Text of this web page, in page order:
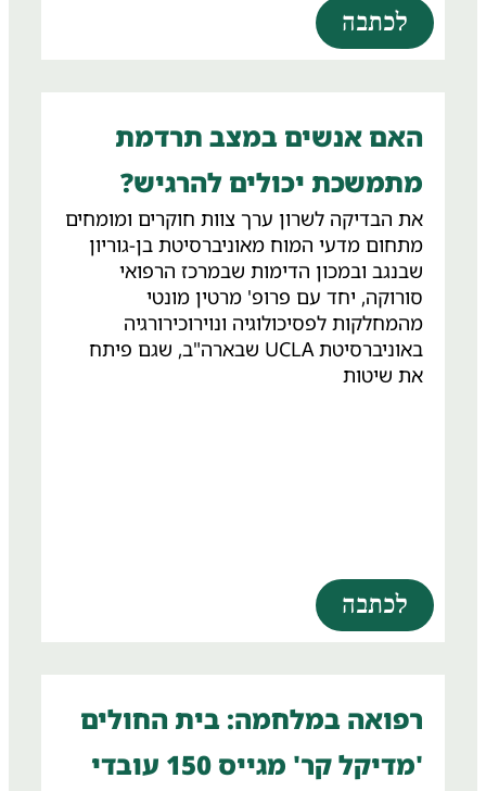
לכתבה
האם אנשים במצב תרדמת
מתמשכת יכולים להרגיש?
את הבדיקה לשרון ערך צוות חוקרים ומומחים
מתחום מדעי המוח מאוניברסיטת בן-גוריון
שבנגב ובמכון הדימות שבמרכז הרפואי
סורוקה, יחד עם פרופ' מרטין מונטי
מהמחלקות לפסיכולוגיה ונוירוכירורגיה
באוניברסיטת UCLA שבארה"ב, שגם פיתח
את שיטות
לכתבה
רפואה במלחמה: בית החולים
'מדיקל קר' מגייס 150 עובדי